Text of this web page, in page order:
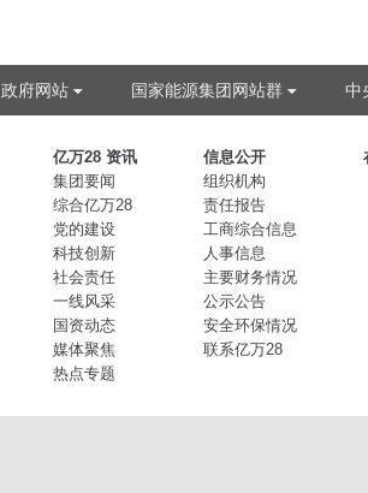
政府网站
国家能源集团网站群 中
亿万28 资讯
集团要闻
综合亿万28
党的建设
科技创新
社会责任
一线风采
国资动态
媒体聚焦
热点专题
信息公开
组织机构
责任报告
工商综合信息
人事信息
主要财务情况
公示公告
安全环保情况
联系亿万28